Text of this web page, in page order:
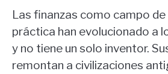
¿Quién
es
el
Las finanzas como campo
práctica han evolucionado a
y no tiene un solo inventor.
remontan a civilizaciones